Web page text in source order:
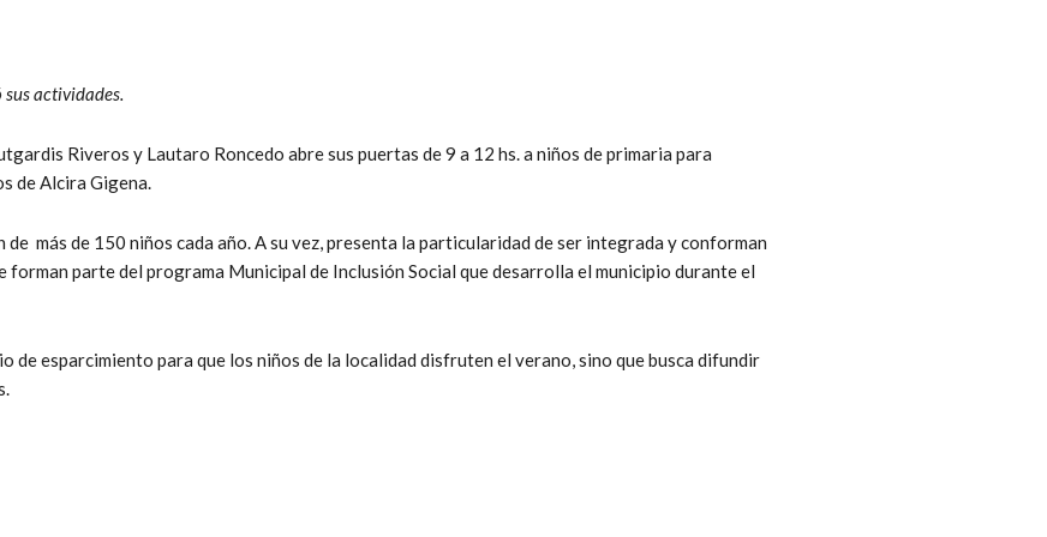
actividades.
Riveros y Lautaro Roncedo abre sus puertas de 9 a 12 hs. a niños de primaria para
de Alcira Gigena.
más de 150 niños cada año. A su vez, presenta la particularidad de ser integrada y conforman
parte del programa Municipal de Inclusión Social que desarrolla el municipio durante el
esparcimiento para que los niños de la localidad disfruten el verano, sino que busca difundir